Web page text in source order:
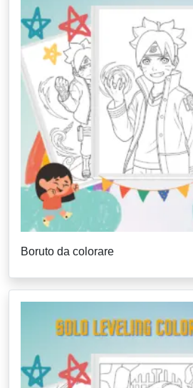
Boruto da colorare